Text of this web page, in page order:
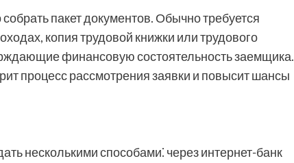
пакет документов. Обычно требуется
копия трудовой книжки или трудового
финансовую состоятельность заемщика.
процесс рассмотрения заявки и повысит шансы
несколькими способами⁚ через интернет-банк